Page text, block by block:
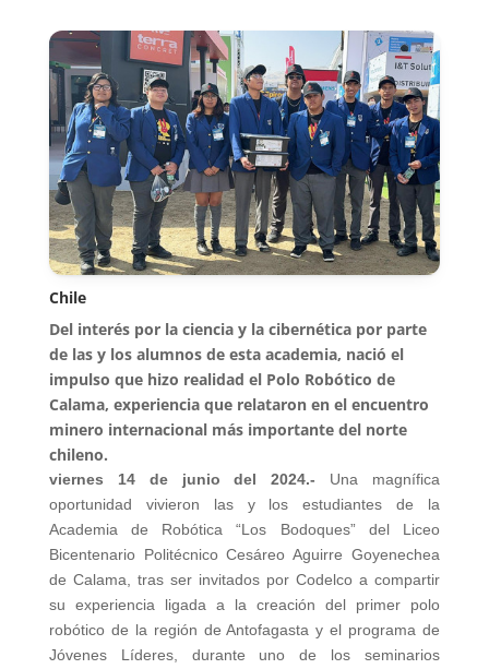
Chile
Del interés por la ciencia y la cibernética por parte
de las y los alumnos de esta academia, nació el
impulso que hizo realidad el Polo Robótico de
Calama, experiencia que relataron en el encuentro
minero internacional más importante del norte
chileno.
viernes 14 de junio del 2024.- Una magnífica
oportunidad vivieron las y los estudiantes de la
Academia de Robótica “Los Bodoques” del Liceo
Bicentenario Politécnico Cesáreo Aguirre Goyenechea
de Calama, tras ser invitados por Codelco a compartir
su experiencia ligada a la creación del primer polo
robótico de la región de Antofagasta y el programa de
Jóvenes Líderes, durante uno de los seminarios